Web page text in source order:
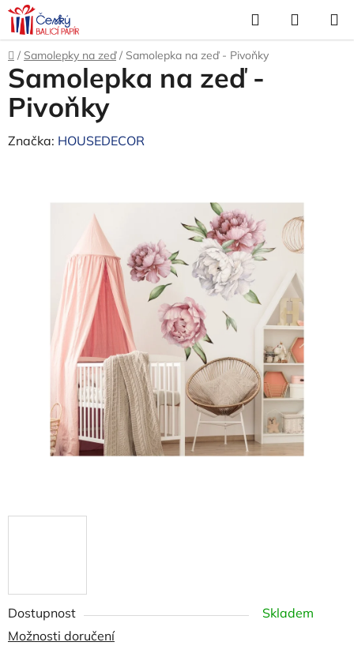
Přejít
na
obsah
Hledat
KOŠÍK
Domů
/ Samolepky na zeď / Samolepka na zeď - Pivoňky
Dostupnost
Skladem
Možnosti doručení
Samolepka na zeď -
Pivoňky
Značka: HOUSEDECOR